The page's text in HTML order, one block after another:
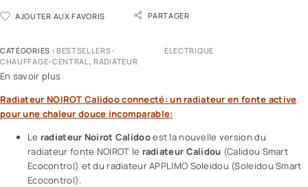
AJOUTER AUX FAVORIS PARTAGER
CATÉGORIES : BESTSELLERS-
CHAUFFAGE-CENTRAL ,RADIATEUR
ELECTRIQUE
En savoir plus
Radiateur NOIROT Calidoo connecté: un radiateur en fonte active
pour une chaleur douce incomparable:
Le radiateur Noirot Calidooest la nouvelle version du
radiateur fonte NOIROT le radiateur Calidou (Calidou Smart
Ecocontrol) et du radiateur APPLIMO Soleidou (Soleidou Smart
Ecocontrol).